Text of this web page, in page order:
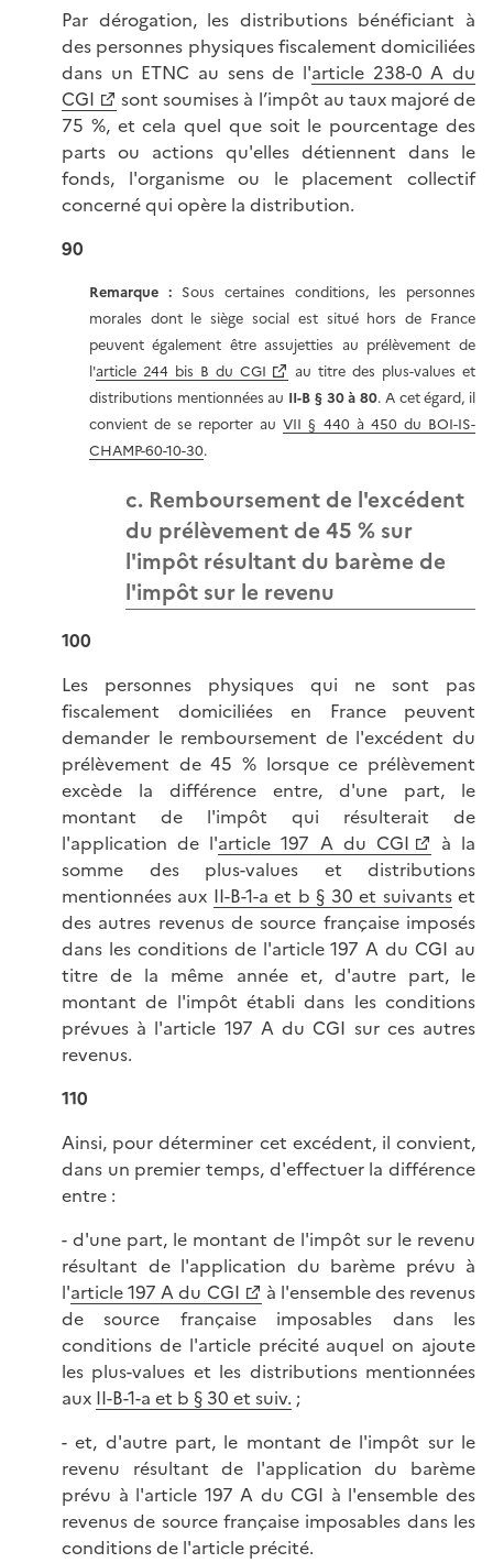
Par dérogation, les distributions bénéficiant à
des personnes physiques fiscalement domiciliées
dans un ETNC au sens de l'article 238-0 A du
CGI
sont soumises à l’impôt au taux majoré de
75 %, et cela quel que soit le pourcentage des
parts ou actions qu'elles détiennent dans le
fonds, l'organisme ou le placement collectif
concerné qui opère la distribution.
90
Remarque :Sous certaines conditions, les personnes
morales dont le siège social est situé hors de France
peuvent également être assujetties au prélèvement de
l'article 244 bis B du CGI
au titre des plus-values et
distributions mentionnées au II-B § 30 à 80. A cet égard, il
convient de se reporter auVII § 440 à 450 du BOI-IS-
CHAMP-60-10-30.
c. Remboursement de l'excédent
du prélèvement de 45 % sur
l'impôt résultant du barème de
l'impôt sur le revenu
100
Les personnes physiques qui ne sont pas
fiscalement domiciliées en France peuvent
demander le remboursement de l'excédent du
prélèvement de 45 % lorsque ce prélèvement
excède la différence entre, d'une part, le
montant de l'impôt qui résulterait de
l'application de l'article 197 A du CGI
à la
somme des plus-values et distributions
mentionnées aux II-B-1-a et b § 30 et suivantset
des autres revenus de source française imposés
dans les conditions de l'article 197 A du CGI au
titre de la même année et, d'autre part, le
montant de l'impôt établi dans les conditions
prévues à l'article 197 A du CGI sur ces autres
revenus.
110
Ainsi, pour déterminer cet excédent, il convient,
dans un premier temps, d'effectuer la différence
entre :
- d'une part, le montant de l'impôt sur le revenu
résultant de l'application du barème prévu à
l'article 197 A du CGI
à l'ensemble des revenus
de source française imposables dans les
conditions de l'article précité auquel on ajoute
les plus-values et les distributions mentionnées
aux II-B-1-a et b § 30 et suiv. ;
- et, d'autre part, le montant de l'impôt sur le
revenu résultant de l'application du barème
prévu à l'article 197 A du CGI à l'ensemble des
revenus de source française imposables dans les
conditions de l'article précité.